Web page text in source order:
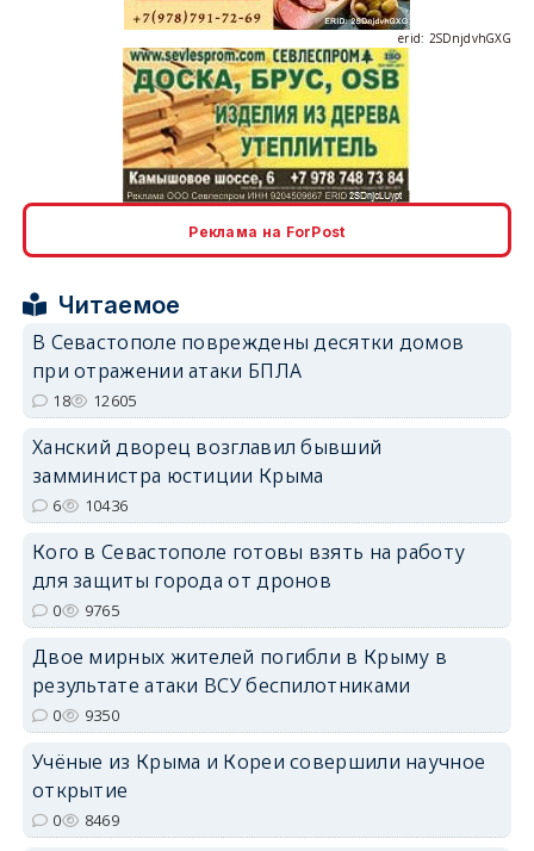
erid: 2SDnjcLUypt
erid: 2SDnjcrDNw6
erid: 2SDnjdPjgYS
erid: 2SDnjdvhGXG
Реклама на ForPost
Читаемое
В Севастополе повреждены десятки домов
при отражении атаки БПЛА
18 12605
Ханский дворец возглавил бывший
замминистра юстиции Крыма
6 10436
Кого в Севастополе готовы взять на работу
для защиты города от дронов
0 9765
Двое мирных жителей погибли в Крыму в
результате атаки ВСУ беспилотниками
0 9350
Учёные из Крыма и Кореи совершили научное
открытие
0 8469